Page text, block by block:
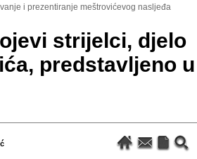
i prezentiranje meštrovićevog nasljeđa
strijelci, djelo
predstavljeno u